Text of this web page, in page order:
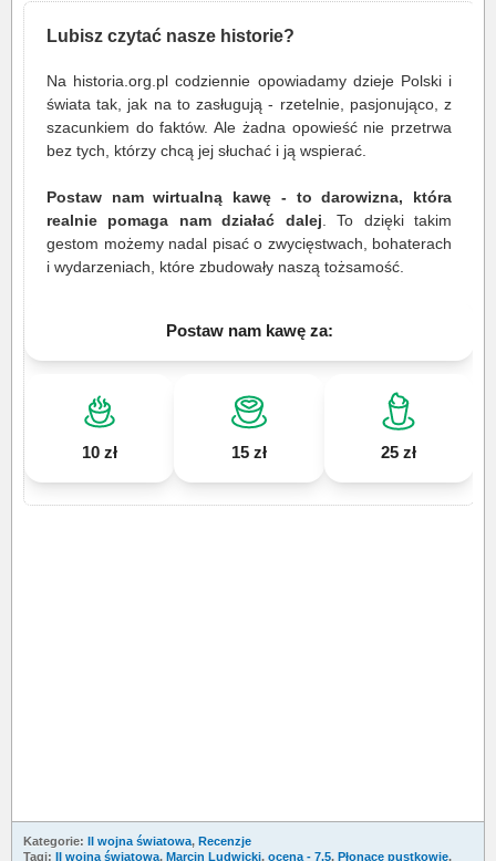
Lubisz czytać nasze historie?
Na historia.org.pl codziennie opowiadamy dzieje Polski i
świata tak, jak na to zasługują - rzetelnie, pasjonująco, z
szacunkiem do faktów. Ale żadna opowieść nie przetrwa
bez tych, którzy chcą jej słuchać i ją wspierać.
Postaw nam wirtualną kawę - to darowizna, która
realnie pomaga nam działać dalej . To dzięki takim
gestom możemy nadal pisać o zwycięstwach, bohaterach
i wydarzeniach, które zbudowały naszą tożsamość.
Postaw nam kawę za:
10 zł 15 zł 25 zł
Kategorie: II wojna światowa, Recenzje
Tagi: II wojna światowa, Marcin Ludwicki, ocena - 7.5, Płonące pustkowie,